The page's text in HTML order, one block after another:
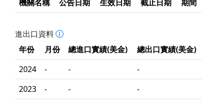
機關名稱
公告日期 生效日期 截止日期 期間
進出口資料
年份
月份 總進口實績(美金)
總出口實績(美金)
2024
- -
-
2023
- -
-